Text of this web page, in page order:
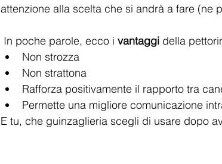
attenzione alla scelta che si andrà a fare (ne
In poche parole, ecco i vantaggi della
Non strozza
Non strattona
Rafforza positivamente il rapporto tra
Permette una migliore comunicazione
E tu, che guinzaglieria scegli di usare dopo